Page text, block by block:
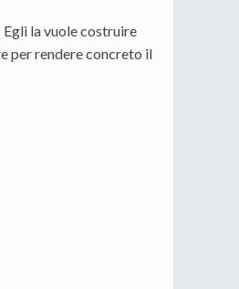
Egli la vuole costruire
per rendere concreto il